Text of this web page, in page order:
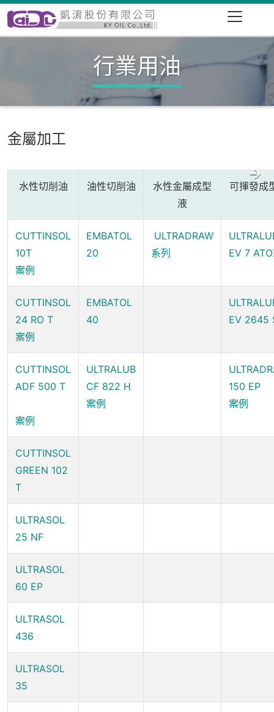
行業用油
金屬加工
水性切削油 油性切削油
水性金屬成型
液
可揮發成
CUTTINSOL
10T
案例
EMBATOL
20
ULTRADRAW
系列
EV 7
CUTTINSOL
24 RO T
案例
EMBATOL
40
EV 2645
CUTTINSOL
ADF 500 T
案例
ULTRALUB
CF 822 H
案例
150 EP
案例
CUTTINSOL
GREEN 102
T
ULTRASOL
25 NF
ULTRASOL
60 EP
ULTRASOL
436
ULTRASOL
35